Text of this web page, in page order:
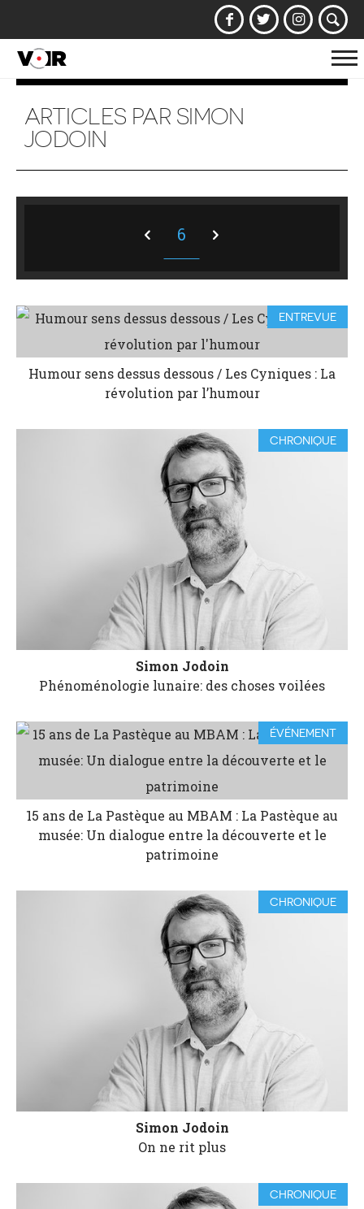
la
ARTICLES PAR SIMON
JODOIN
6
ENTREVUE
Humour sens dessus dessous / Les Cyniques : La
révolution par l’humour
CHRONIQUE
Simon Jodoin
Phénoménologie lunaire: des choses voilées
ÉVÉNEMENT
15 ans de La Pastèque au MBAM : La Pastèque au
musée: Un dialogue entre la découverte et le
patrimoine
CHRONIQUE
Simon Jodoin
On ne rit plus
CHRONIQUE